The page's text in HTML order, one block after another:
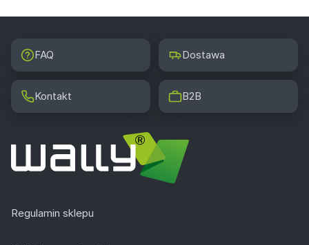
FAQ Dostawa
Kontakt B2B
Regulamin sklepu